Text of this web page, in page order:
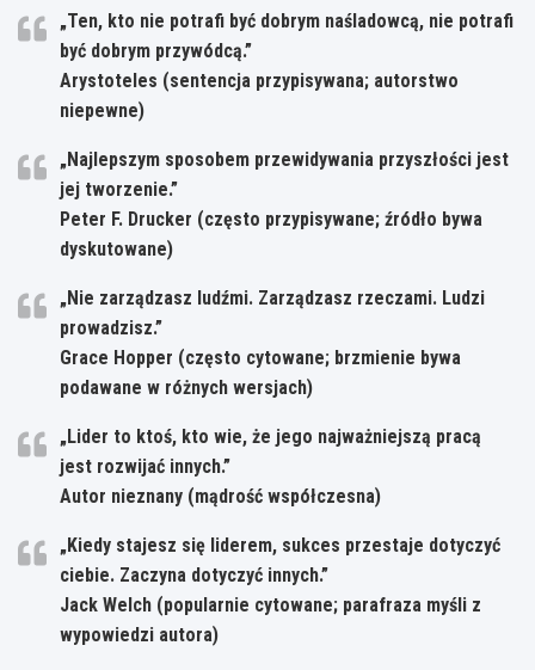
„Ten, kto nie potrafi być dobrym naśladowcą, nie potrafi
być dobrym przywódcą.”
Arystoteles (sentencja przypisywana; autorstwo
niepewne)
„Najlepszym sposobem przewidywania przyszłości jest
jej tworzenie.”
Peter F. Drucker (często przypisywane; źródło bywa
dyskutowane)
„Nie zarządzasz ludźmi. Zarządzasz rzeczami. Ludzi
prowadzisz.”
Grace Hopper (często cytowane; brzmienie bywa
podawane w różnych wersjach)
„Lider to ktoś, kto wie, że jego najważniejszą pracą
jest rozwijać innych.”
Autor nieznany (mądrość współczesna)
„Kiedy stajesz się liderem, sukces przestaje dotyczyć
ciebie. Zaczyna dotyczyć innych.”
Jack Welch (popularnie cytowane; parafraza myśli z
wypowiedzi autora)